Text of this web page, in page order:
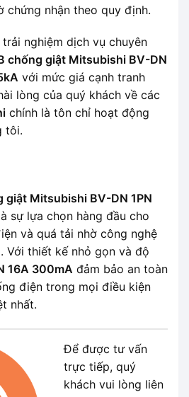
chứng nhận theo quy định.
nghiệm dịch vụ chuyên
chống giật Mitsubishi BV-DN
với mức giá cạnh tranh
lòng của quý khách về các
chính là tôn chỉ hoạt động
tôi.
giật Mitsubishi BV-DN 1PN
sự lựa chọn hàng đầu cho
và quá tải nhờ công nghệ
Với thiết kế nhỏ gọn và độ
16A 300mA đảm bảo an toàn
điện trong mọi điều kiện
nhất.
Để được tư vấn
trực tiếp, quý
khách vui lòng liên